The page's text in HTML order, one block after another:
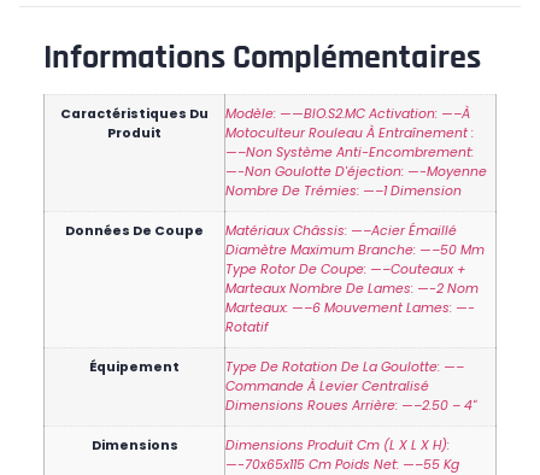
Informations Complémentaires
Caractéristiques Du
Produit
Modèle: ——BIO.S2.MC Activation: —–À
Motoculteur Rouleau À Entraînement :
—–Non Système Anti-Encombrement:
—-Non Goulotte D'éjection: —-Moyenne
Nombre De Trémies: —–1 Dimension
Données De Coupe
Matériaux Châssis: —–Acier Émaillé
Diamètre Maximum Branche: —–50 Mm
Type Rotor De Coupe: —–Couteaux +
Marteaux Nombre De Lames: —-2 Nom
Marteaux: —–6 Mouvement Lames: —-
Rotatif
Équipement
Type De Rotation De La Goulotte: —–
Commande À Levier Centralisé
Dimensions Roues Arrière: —–2.50 – 4"
Dimensions
Dimensions Produit Cm (L X L X H):
—-70x65x115 Cm Poids Net: —–55 Kg